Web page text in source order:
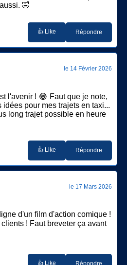
🤣
👍 Like Répondre
le 14 Février 2026
l'avenir ! 😂 Faut que je note,
pour mes trajets en taxi...
long trajet possible en heure
👍 Like Répondre
le 17 Mars 2026
d'un film d'action comique !
! Faut breveter ça avant
👍 Like